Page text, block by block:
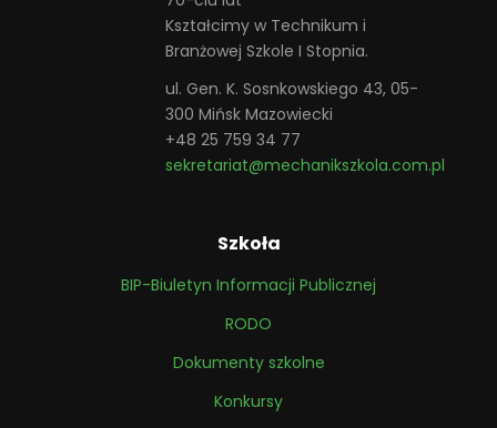
Kształcimy w Technikum i
Branżowej Szkole I Stopnia.
ul. Gen. K. Sosnkowskiego 43, 05-
300 Mińsk Mazowiecki
+48 25 759 34 77
sekretariat@mechanikszkola.com.pl
Szkoła
BIP-Biuletyn Informacji Publicznej
RODO
Dokumenty szkolne
Konkursy